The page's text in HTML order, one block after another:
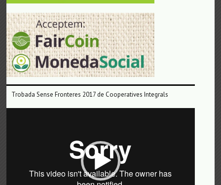
Trobada Sense Fronteres 2017 de Cooperatives Integrals